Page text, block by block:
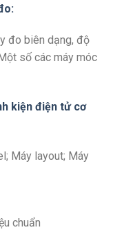
đo biên dạng, độ
số các máy móc
kiện điện tử cơ
Máy layout; Máy
chuẩn